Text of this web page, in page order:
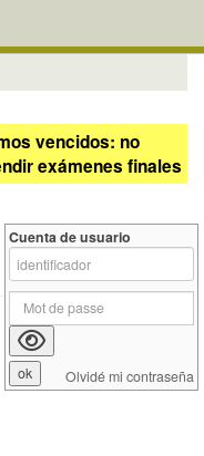
vencidos: no
exámenes finales
Cuenta de usuario
Olvidé mi contraseña